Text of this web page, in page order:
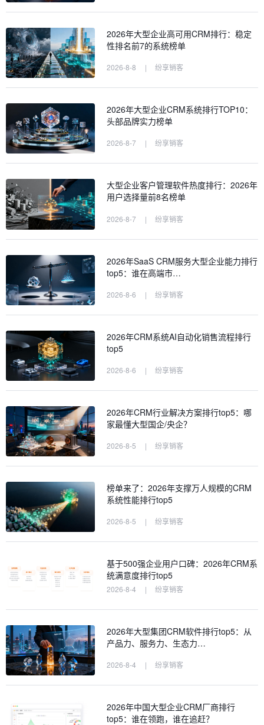
2026年大型企业高可用CRM排行：稳定
性排名前7的系统榜单
2026-8-8 | 纷享销客
2026年大型企业CRM系统排行TOP10：
头部品牌实力榜单
2026-8-7 | 纷享销客
大型企业客户管理软件热度排行：2026年
用户选择量前8名榜单
2026-8-7 | 纷享销客
2026年SaaS CRM服务大型企业能力排行
top5：谁在高端市…
2026-8-6 | 纷享销客
2026年CRM系统AI自动化销售流程排行
top5
2026-8-6 | 纷享销客
2026年CRM行业解决方案排行top5：哪
家最懂大型国企/央企？
2026-8-5 | 纷享销客
榜单来了：2026年支撑万人规模的CRM
系统性能排行top5
2026-8-5 | 纷享销客
基于500强企业用户口碑：2026年CRM系
统满意度排行top5
2026-8-4 | 纷享销客
2026年大型集团CRM软件排行top5：从
产品力、服务力、生态力…
2026-8-4 | 纷享销客
2026年中国大型企业CRM厂商排行
top5：谁在领跑，谁在追赶？